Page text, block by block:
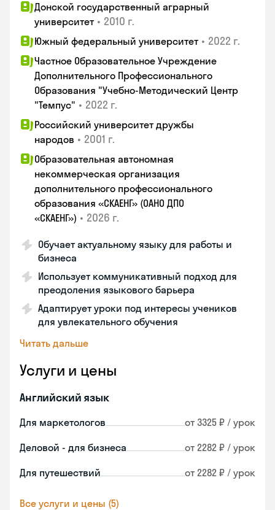
Донской государственный аграрный
университет • 2010 г.
Южный федеральный университет • 2022 г.
Частное Образовательное Учреждение
Дополнительного Профессионального
Образования "Учебно-Методический Центр
"Темпус" • 2022 г.
Российский университет дружбы
народов • 2001 г.
Образовательная автономная
некоммерческая организация
дополнительного профессионального
образования «СКАЕНГ» (ОАНО ДПО
«СКАЕНГ») • 2026 г.
Обучает актуальному языку для работы и
бизнеса
Использует коммуникативный подход для
преодоления языкового барьера
Адаптирует уроки под интересы учеников
для увлекательного обучения
Читать дальше
Услуги и цены
Английский язык
Для маркетологов от 3325 ₽ / урок
Деловой - для бизнеса от 2282 ₽ / урок
Для путешествий от 2282 ₽ / урок
Все услуги и цены (5)